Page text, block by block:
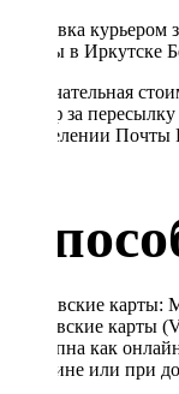
Доставка
Почты в Иркутске
Окончательная
Тариф за
в отделении
Банковские
банковские карты
доступна как
магазине или при